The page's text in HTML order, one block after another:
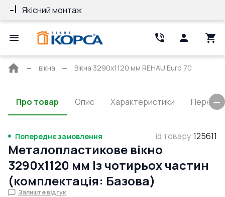
Якісний монтаж
Головна
вікна Вікна 3290x1120 мм REHAU Euro 70
Про товар Опис Характеристики
Попереднє замовлення id товару:125611
Металопластикове вікно
3290x1120 мм Із чотирьох частин
(комплектація: Базова)
Залиште відгук